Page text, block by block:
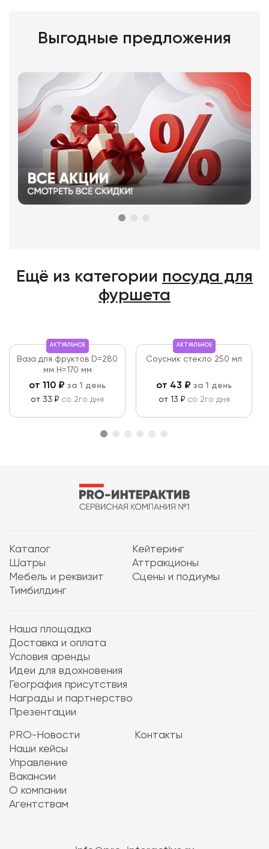
Выгодные предложения
Ещё из категории посуда для
фуршета
АКТУАЛЬНОЕ
Ваза для фруктов D=280
мм Н=170 мм
от 110 ₽ за 1 день
от 33 ₽ со 2го дня
АКТУАЛЬНОЕ
Соусник стекло 250 мл
от 43 ₽ за 1 день
от 13 ₽ со 2го дня
Каталог
Кейтеринг
Шатры
Аттракционы
Мебель и реквизит
Сцены и подиумы
Тимбилдинг
Наша площадка
Доставка и оплата
Условия аренды
Идеи для вдохновения
География присутствия
Награды и партнерство
Презентации
PRO-Новости
Наши кейсы
Управление
Вакансии
О компании
Агентствам
Контакты